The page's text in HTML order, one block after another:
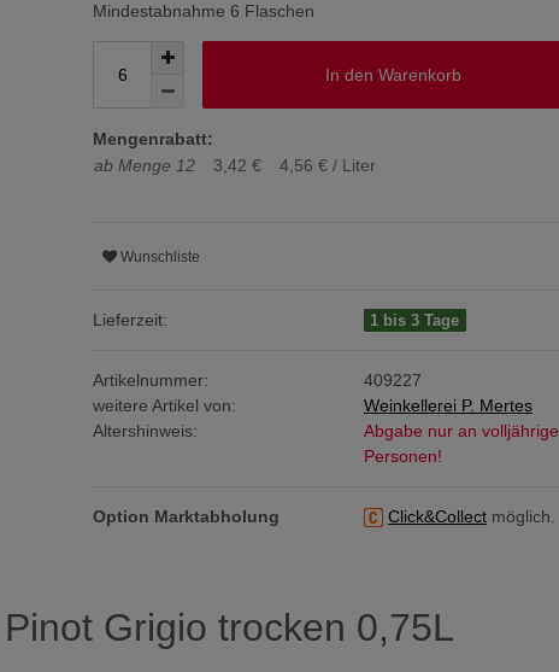
Mindestabnahme 6 Flaschen
In den Warenkorb
Mengenrabatt:
ab Menge 12
3,42 € 4,56 € / Liter
Wunschliste
Lieferzeit: 1 bis 3 Tage
Artikelnummer:
409227
weitere Artikel von:
Weinkellerei P. Mertes
Altershinweis:
Abgabe nur an volljährige
Personen!
Option Marktabholung Click&Collect möglich.
Grigio trocken 0,75L